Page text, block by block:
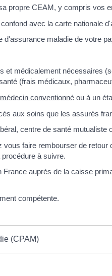
propre CEAM, y compris vos
avec la carte nationale
d'assurance maladie de votre
et médicalement nécessaires
(frais médicaux,
médecin conventionné ou à un
aux soins que les assurés
centre de santé
faire rembourser de
à suivre.
auprès de la caisse
compétente.
(CPAM)